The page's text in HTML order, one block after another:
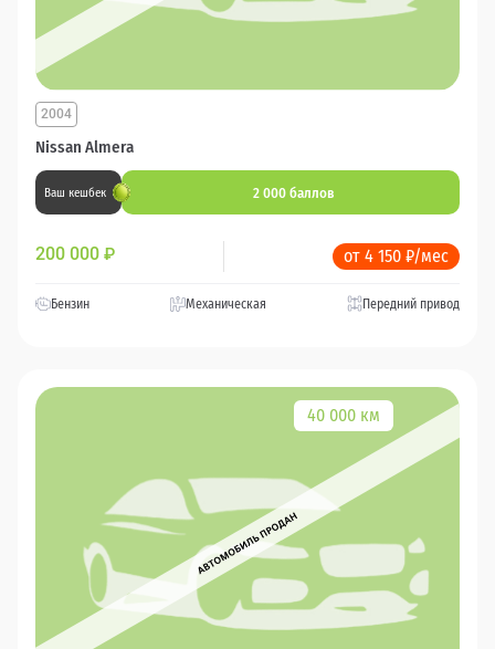
Nissan Almera
2004
Ваш кешбек 2 000 баллов
200 000 ₽ от 4 150 ₽/мес
Бензин Механическая Передний привод
40 000 км